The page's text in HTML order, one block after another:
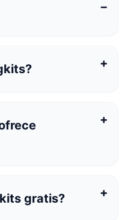
generar, editar y
gratis?